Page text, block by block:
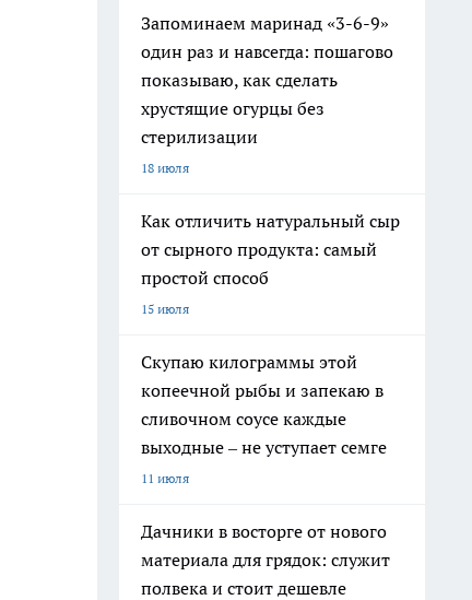
Запоминаем маринад «3-6-9»
один раз и навсегда: пошагово
показываю, как сделать
хрустящие огурцы без
стерилизации
18 июля
Как отличить натуральный сыр
от сырного продукта: самый
простой способ
15 июля
Скупаю килограммы этой
копеечной рыбы и запекаю в
сливочном соусе каждые
выходные – не уступает семге
11 июля
Дачники в восторге от нового
материала для грядок: служит
полвека и стоит дешевле